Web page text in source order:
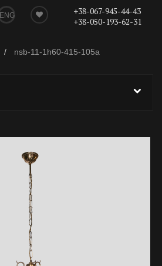
ENG
+38-067-945-44-43
+38-050-193-62-31
nsb-11-1h60-415-105a